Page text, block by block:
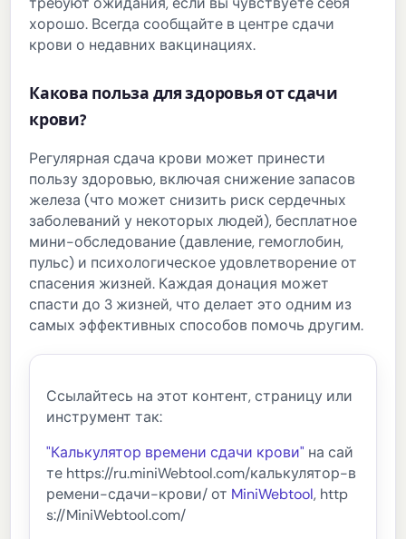
хорошо. Всегда сообщайте в центре сдачи
крови о недавних вакцинациях.
Какова польза для здоровья от сдачи
крови?
Регулярная сдача крови может принести
пользу здоровью, включая снижение запасов
железа (что может снизить риск сердечных
заболеваний у некоторых людей), бесплатное
мини-обследование (давление, гемоглобин,
пульс) и психологическое удовлетворение от
спасения жизней. Каждая донация может
спасти до 3 жизней, что делает это одним из
самых эффективных способов помочь другим.
Ссылайтесь на этот контент, страницу или
инструмент так:
"Калькулятор времени сдачи крови" на сай
те https://ru.miniWebtool.com/калькулятор-в
ремени-сдачи-крови/ от MiniWebtool, http
s://MiniWebtool.com/